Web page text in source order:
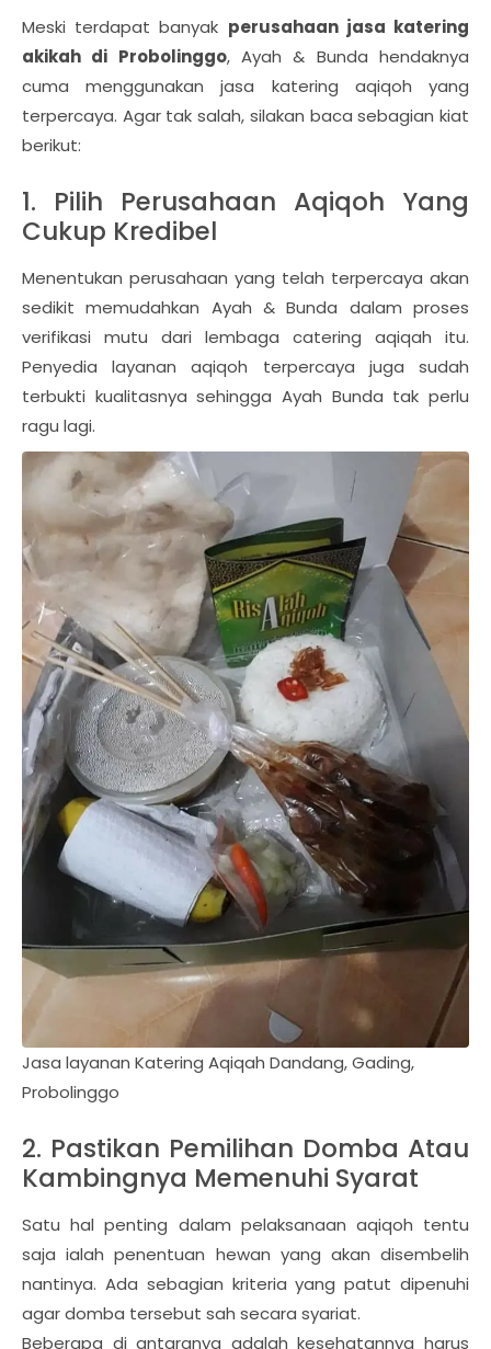
Meski terdapat banyak perusahaan jasa katering
akikah di Probolinggo, Ayah & Bunda hendaknya
cuma menggunakan jasa katering aqiqoh yang
terpercaya. Agar tak salah, silakan baca sebagian kiat
berikut:
1. Pilih Perusahaan Aqiqoh Yang
Cukup Kredibel
Menentukan perusahaan yang telah terpercaya akan
sedikit memudahkan Ayah & Bunda dalam proses
verifikasi mutu dari lembaga catering aqiqah itu.
Penyedia layanan aqiqoh terpercaya juga sudah
terbukti kualitasnya sehingga Ayah Bunda tak perlu
ragu lagi.
Jasa layanan Katering Aqiqah Dandang, Gading,
Probolinggo
2. Pastikan Pemilihan Domba Atau
Kambingnya Memenuhi Syarat
Satu hal penting dalam pelaksanaan aqiqoh tentu
saja ialah penentuan hewan yang akan disembelih
nantinya. Ada sebagian kriteria yang patut dipenuhi
agar domba tersebut sah secara syariat.
Beberapa di antaranya adalah kesehatannya harus